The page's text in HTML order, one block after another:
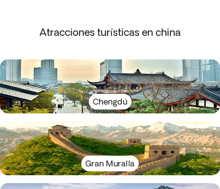
Atracciones turísticas en china
Chengdú
Gran Muralla